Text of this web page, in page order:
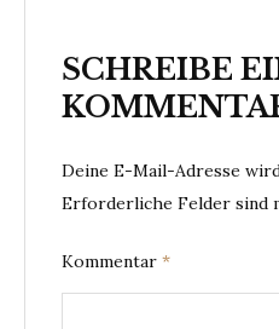
SCHREIBE
Deine E-Mail-Adresse
Erforderliche Felder sind
Kommentar *